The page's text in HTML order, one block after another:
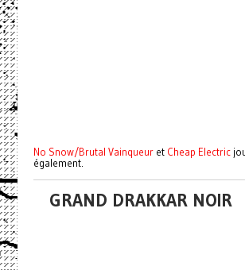
No Snow/Brutal Vainqueuret Cheap Electric
également.
GRAND DRAKKAR NOIR